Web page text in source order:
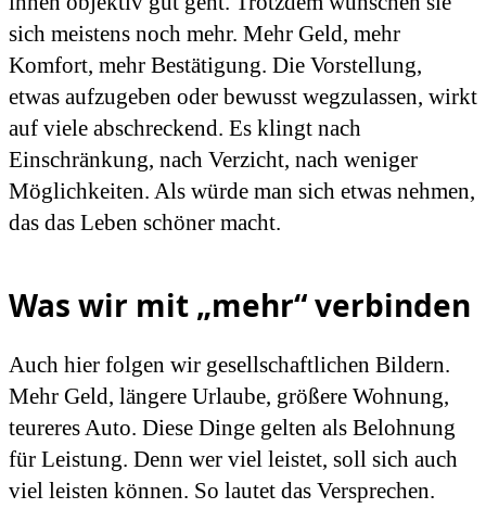
sich meistens noch mehr. Mehr Geld, mehr
Komfort, mehr Bestätigung. Die Vorstellung,
etwas aufzugeben oder bewusst wegzulassen, wirkt
auf viele abschreckend. Es klingt nach
Einschränkung, nach Verzicht, nach weniger
Möglichkeiten. Als würde man sich etwas nehmen,
das das Leben schöner macht.
Was wir mit „mehr“ verbinden
Auch hier folgen wir gesellschaftlichen Bildern.
Mehr Geld, längere Urlaube, größere Wohnung,
teureres Auto. Diese Dinge gelten als Belohnung
für Leistung. Denn wer viel leistet, soll sich auch
viel leisten können. So lautet das Versprechen.